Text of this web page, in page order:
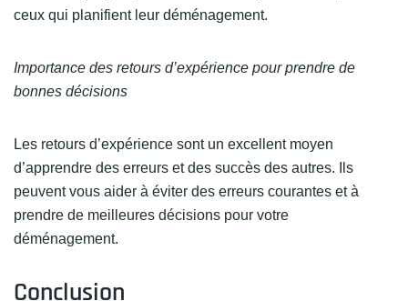
ceux qui planifient leur déménagement.
Importance des retours d’expérience pour prendre de
bonnes décisions
Les retours d’expérience sont un excellent moyen
d’apprendre des erreurs et des succès des autres. Ils
peuvent vous aider à éviter des erreurs courantes et à
prendre de meilleures décisions pour votre
déménagement.
Conclusion